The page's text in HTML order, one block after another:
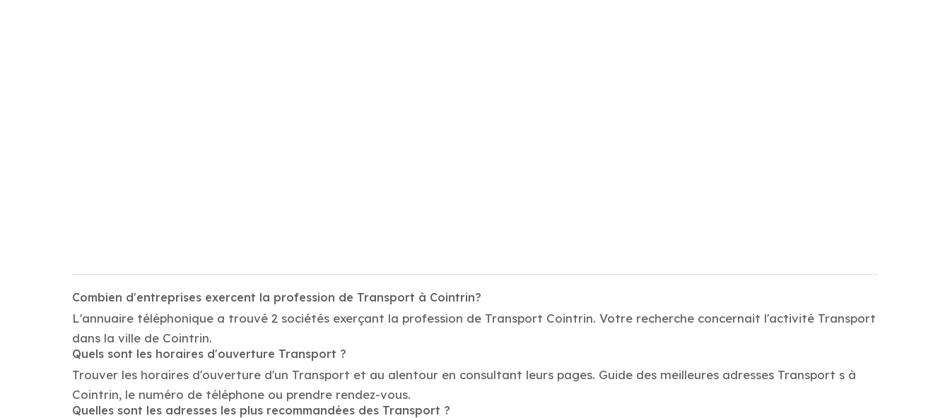
Combien d'entreprises exercent la profession de Transport à Cointrin?
L'annuaire téléphonique a trouvé 2 sociétés exerçant la profession de Transport Cointrin. Votre recherche concernait l'activité Transport
dans la ville de Cointrin.
Quels sont les horaires d'ouverture Transport ?
Trouver les horaires d'ouverture d'un Transport et au alentour en consultant leurs pages. Guide des meilleures adresses Transport s à
Cointrin, le numéro de téléphone ou prendre rendez-vous.
Quelles sont les adresses les plus recommandées des Transport ?